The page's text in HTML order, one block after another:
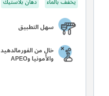
سهل التطبيق
خالٍ من الفورمالدهيد
والأمونيا وAPEO